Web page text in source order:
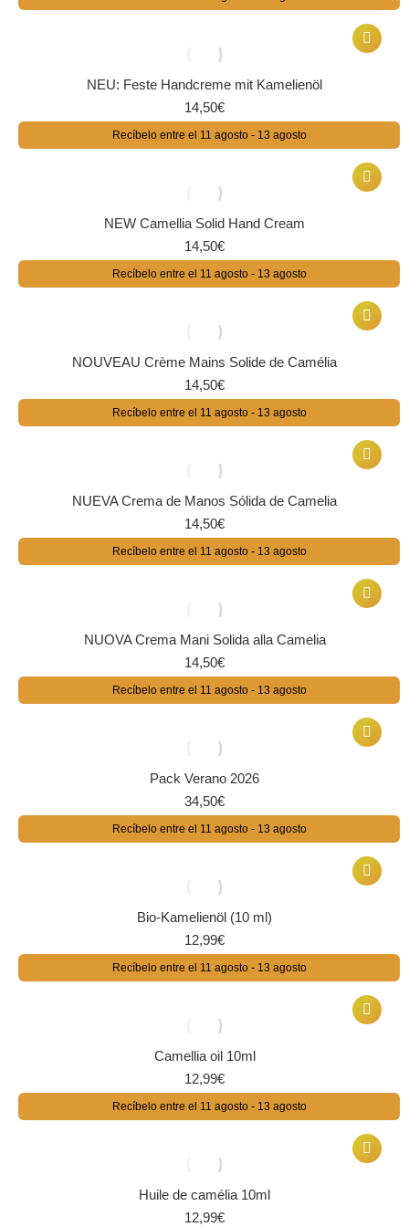
originalactual
NEU: Feste Handcreme mit Kamelienöl
14,50€
Recíbelo entre el 11 agosto - 13 agosto
NEW Camellia Solid Hand Cream
14,50€
Recíbelo entre el 11 agosto - 13 agosto
NOUVEAU Crème Mains Solide de Camélia
14,50€
Recíbelo entre el 11 agosto - 13 agosto
NUEVA Crema de Manos Sólida de Camelia
14,50€
Recíbelo entre el 11 agosto - 13 agosto
NUOVA Crema Mani Solida alla Camelia
14,50€
Recíbelo entre el 11 agosto - 13 agosto
Pack Verano 2026
34,50€
Recíbelo entre el 11 agosto - 13 agosto
Bio-Kamelienöl (10 ml)
12,99€
Recíbelo entre el 11 agosto - 13 agosto
Camellia oil 10ml
12,99€
Recíbelo entre el 11 agosto - 13 agosto
Huile de camélia 10ml
12,99€